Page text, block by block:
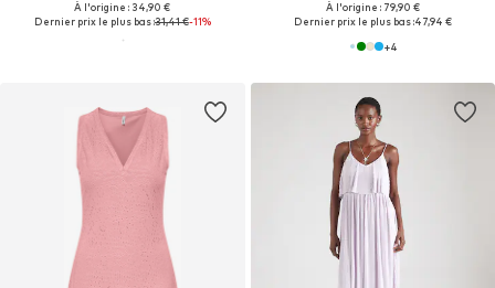
À l'origine : 34,90 €
Dernier prix le plus bas :31,41 €-11%
À l'origine : 79,90 €
Dernier prix le plus bas :47,94 €
+4